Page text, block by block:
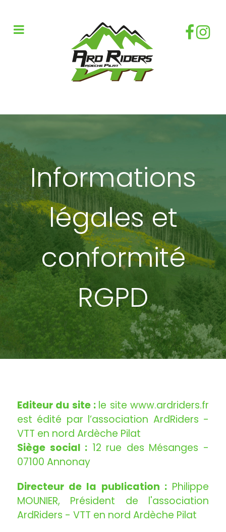
Informations
légales et
conformité
RGPD
Editeur du site : le site www.ardriders.fr
est édité par l’association ArdRiders -
VTT en nord Ardèche Pilat
Siège social : 12 rue des Mésanges -
07100 Annonay
Directeur de la publication :Philippe
MOUNIER, Président de l'association
ArdRiders - VTT en nord Ardèche Pilat